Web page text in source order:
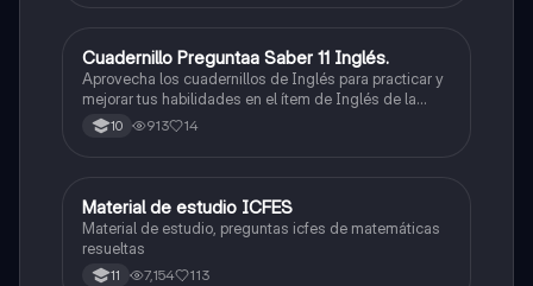
ICFES: Inglés
Cuadernillo Preguntaa Saber 11 Inglés.
Aprovecha los cuadernillos de Inglés para practicar y
mejorar tus habilidades en el ítem de Inglés de la
Prueba Saber 11. 🫡
10 913 14
ICFES: Matemáticas
Material de estudio ICFES
Material de estudio, preguntas icfes de matemáticas
resueltas
11 7,154 113